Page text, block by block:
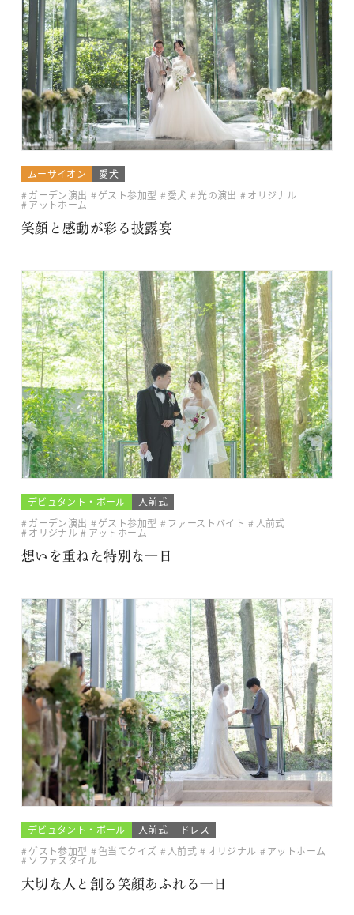
ムーサイオン
愛犬
ガーデン演出
ゲスト参加型 愛犬 光の演出 オリジナル
アットホーム
笑顔と感動が彩る披露宴
デビュタント・ボール
人前式
ガーデン演出
ゲスト参加型 ファーストバイト 人前式
オリジナル
アットホーム
想いを重ねた特別な一日
デビュタント・ボール 人前式
ドレス
ゲスト参加型
色当てクイズ 人前式 オリジナル アットホーム
ソファスタイル
大切な人と創る笑顔あふれる一日